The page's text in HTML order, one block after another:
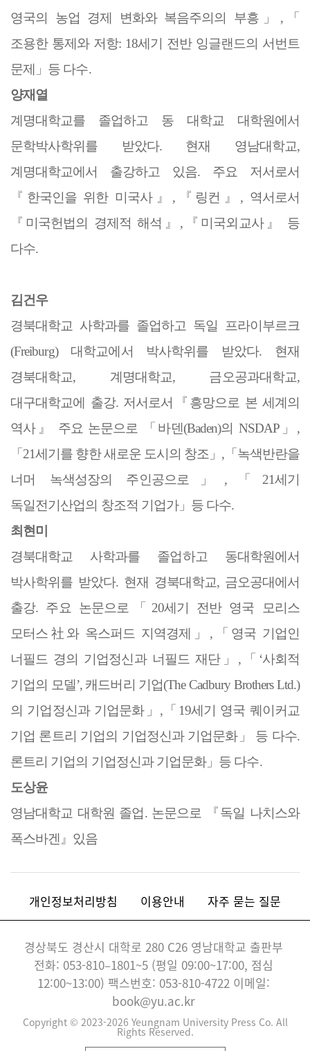
영국의 농업 경제 변화와 복음주의의 부흥」 ,「
조용한 통제와 저항: 18세기 전반 잉글랜드의 서번트
문제
」 등 다수.
양재열
계명대학교를 졸업하고 동 대학교 대학원에서
문학박사학위를 받았다. 현재 영남대학교,
계명대학교에서 출강하고 있음. 주요 저서로서
『 한국인을 위한 미국사』 , 『 링컨 』 , 역서로서
『 미국헌법의 경제적 해석 』 , 『 미국외교사』 등
다수.
김건우
경북대학교 사학과를 졸업하고 독일 프라이부르크
(Freiburg) 대학교에서 박사학위를 받았다. 현재
경북대학교, 계명대학교, 금오공과대학교,
대구대학교에 출강. 저서로서 『 흥망으로 본 세계의
역사』 주요 논문으로 「 바덴 (Baden)의 NSDAP」 ,
「 21세기를 향한 새로운 도시의 창조 」 , 「 녹색반란을
너머 녹색성장의 주인공으로 」 ,「 21세기
독일전기산업의 창조적 기업가」 등 다수.
최현미
경북대학교 사학과를 졸업하고 동대학원에서
박사학위를 받았다. 현재 경북대학교, 금오공대에서
출강. 주요 논문으로 「 20세기 전반 영국 모리스
모터스 社 와 옥스퍼드 지역경제 」 , 「 영국 기업인
너필드 경의 기업정신과 너필드 재단」 ,「 ‘사회적
기업의 모델’, 캐드버리 기업(The Cadbury Brothers Ltd.)
의 기업정신과 기업문화」 , 「 19세기 영국 퀘이커교
기업 론트리 기업의 기업정신과 기업문화」 등 다수.
론트리 기업의 기업정신과 기업문화」 등 다수.
도상윤
영남대학교 대학원 졸업. 논문으로 『독일 나치스와
폭스바겐 』 있음
개인정보처리방침 이용안내 자주 묻는 질문
경상북도 경산시 대학로 280 C26 영남대학교 출판부
전화: 053-810–1801~5 (평일 09:00~17:00, 점심
12:00~13:00) 팩스번호: 053-810-4722 이메일:
book@yu.ac.kr
Copyright © 2023-2026 Yeungnam University Press Co. All
Rights Reserved.